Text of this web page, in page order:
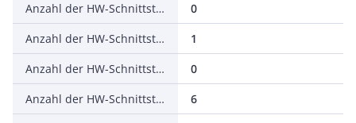
Anzahl der HW-Schnittstellen seriell TTY
0
Anzahl der HW-Schnittstellen USB
1
Anzahl der HW-Schnittstellen parallel
0
Anzahl der HW-Schnittstellen sonstige
6